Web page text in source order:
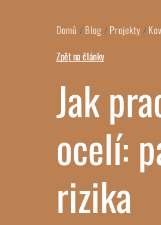
Domů / Blog / Projekty / Kov
Zpět na články
Jak
ocelí:
rizika